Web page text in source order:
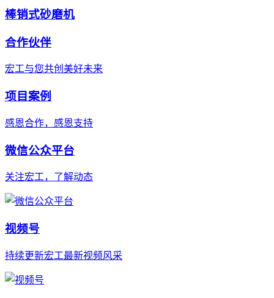
棒销式砂磨机
合作伙伴
宏工与您共创美好未来
项目案例
感恩合作，感恩支持
微信公众平台
关注宏工，了解动态
视频号
持续更新宏工最新视频风采